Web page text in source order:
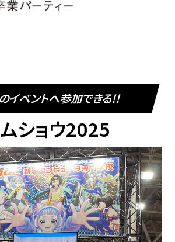
イベントへ参加できる!!
ショウ2025